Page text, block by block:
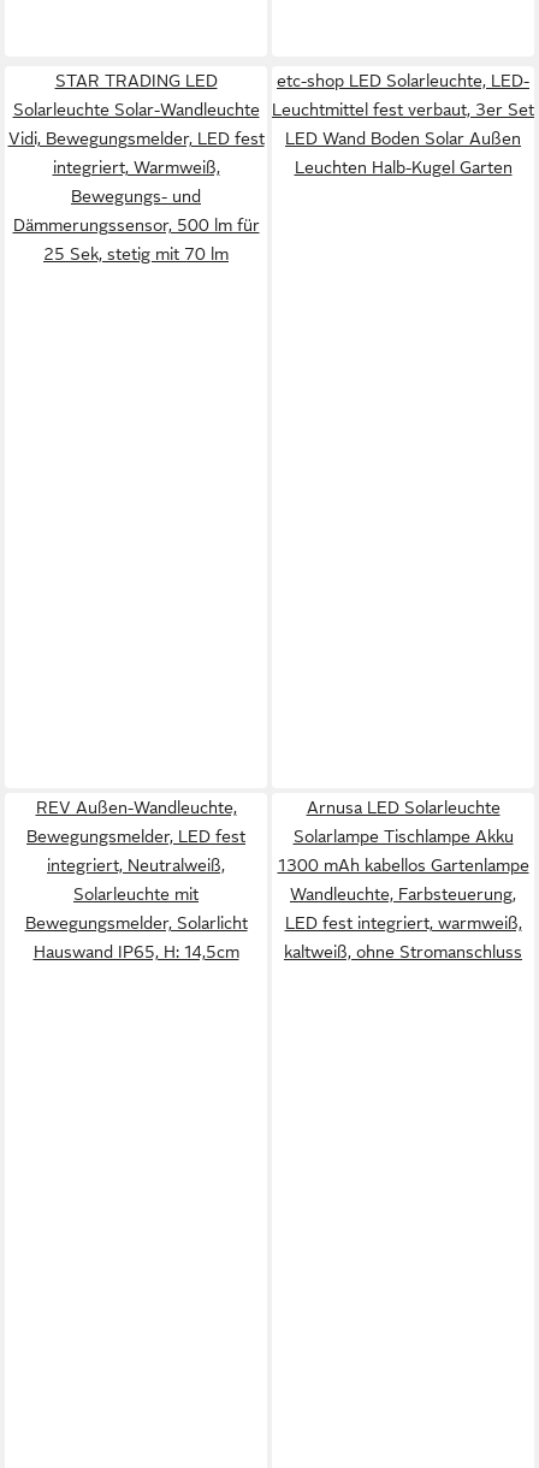
STAR TRADING LED
Solarleuchte Solar-Wandleuchte
Vidi, Bewegungsmelder, LED fest
integriert, Warmweiß,
Bewegungs- und
Dämmerungssensor, 500 lm für
25 Sek, stetig mit 70 lm
etc-shop LED Solarleuchte, LED-
Leuchtmittel fest verbaut, 3er Set
LED Wand Boden Solar Außen
Leuchten Halb-Kugel Garten
REV Außen-Wandleuchte,
Bewegungsmelder, LED fest
integriert, Neutralweiß,
Solarleuchte mit
Bewegungsmelder, Solarlicht
Hauswand IP65, H: 14,5cm
Arnusa LED Solarleuchte
Solarlampe Tischlampe Akku
1300 mAh kabellos Gartenlampe
Wandleuchte, Farbsteuerung,
LED fest integriert, warmweiß,
kaltweiß, ohne Stromanschluss